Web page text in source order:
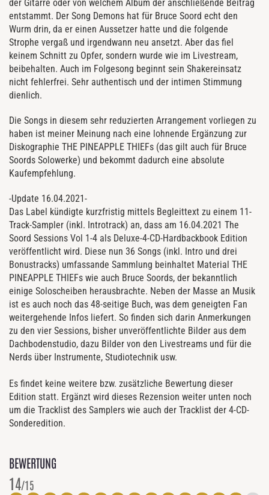
der Gitarre oder von welchem Album der anschließende Beitrag
entstammt. Der Song Demons hat für Bruce Soord echt den
Wurm drin, da er einen Aussetzer hatte und die folgende
Strophe vergaß und irgendwann neu ansetzt. Aber das fiel
keinem Schnitt zu Opfer, sondern wurde wie im Livestream,
beibehalten. Auch im Folgesong beginnt sein Shakereinsatz
nicht fehlerfrei. Sehr authentisch und der intimen Stimmung
dienlich.
Die Songs in diesem sehr reduzierten Arrangement vorliegen zu
haben ist meiner Meinung nach eine lohnende Ergänzung zur
Diskographie THE PINEAPPLE THIEFs (das gilt auch für Bruce
Soords Solowerke) und bekommt dadurch eine absolute
Kaufempfehlung.
-Update 16.04.2021-
Das Label kündigte kurzfristig mittels Begleittext zu einem 11-
Track-Sampler (inkl. Introtrack) an, dass am 16.04.2021 The
Soord Sessions Vol 1-4 als Deluxe-4-CD-Hardbackbook Edition
veröffentlicht wird. Diese nun 36 Songs (inkl. Intro und drei
Bonustracks) umfassande Sammlung beinhaltet Material THE
PINEAPPLE THIEFs wie auch Bruce Soords, der bekanntlich
einige Soloscheiben herausbrachte. Neben der Masse an Musik
ist es auch noch das 48-seitige Buch, was dem geneigten Fan
weitergehende Infos liefert. So finden sich darin Anmerkungen
zu den vier Sessions, bisher unveröffentlichte Bilder aus dem
Dachbodenstudio, dazu Bilder von den Livestreams und für die
Nerds über Instrumente, Studiotechnik usw.
Es findet keine weitere bzw. zusätzliche Bewertung dieser
Edition statt. Ergänzt wird dieses Rezension weiter unten noch
um die Tracklist des Samplers wie auch der Tracklist der 4-CD-
Sonderedition.
BEWERTUNG
14/15